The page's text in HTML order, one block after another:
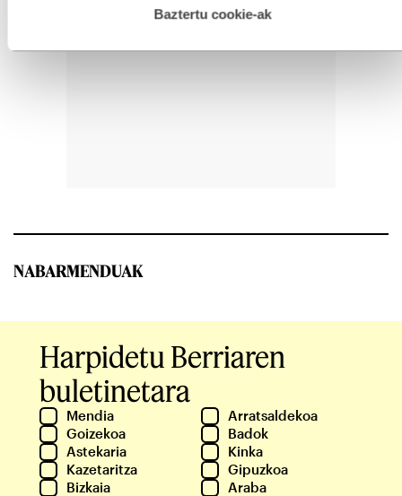
esplizitua ematen diguzu.Gehiago irakurri
Baztertu cookie-ak
NABARMENDUAK
Harpidetu Berriaren
buletinetara
Mendia
Arratsaldekoa
Goizekoa
Badok
Astekaria
Kinka
Kazetaritza
Gipuzkoa
Bizkaia
Araba